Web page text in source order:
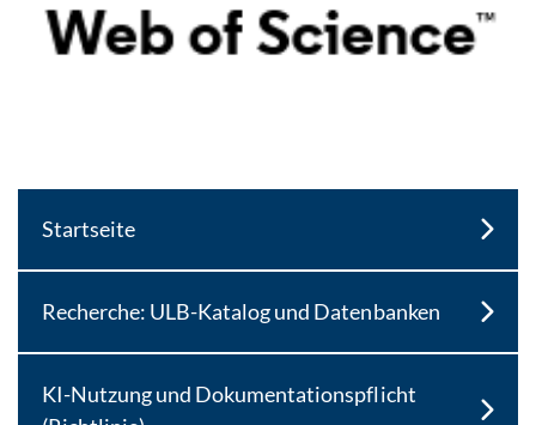
Startseite
Recherche: ULB-Katalog und Datenbanken
KI-Nutzung und Dokumentationspflicht